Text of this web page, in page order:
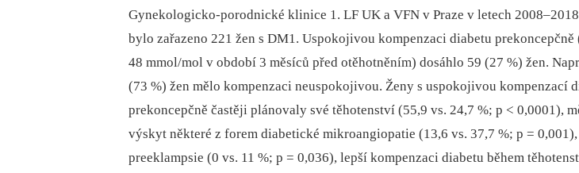
Gynekologicko-porodnické klinice 1. LF UK a VFN v Praze v letech
bylo zařazeno 221 žen s DM1. Uspokojivou kompenzaci diabetu prekoncepčně
48 mmol/mol v období 3 měsíců před otěhotněním) dosáhlo 59 (27 %) žen.
(73 %) žen mělo kompenzaci neuspokojivou. Ženy s uspokojivou kompenzací
prekoncepčně častěji plánovaly své těhotenství (55,9 vs. 24,7 %; p < 0,0001),
výskyt ně­kte­ré z forem diabetické mikroangiopatie (13,6 vs. 37,7 %; p = 0,001),
preeklampsie (0 vs. 11 %; p = 0,036), lepší kompenzaci diabetu během